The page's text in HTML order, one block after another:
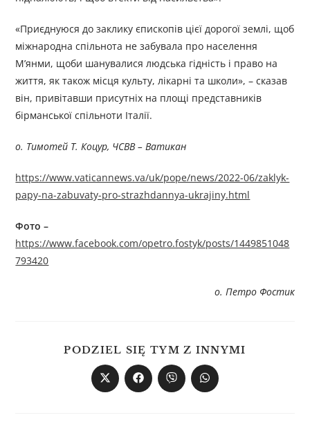
«Приєднуюся до заклику єпископів цієї дорогої землі, щоб
міжнародна спільнота не забувала про населення
М’янми, щоби шанувалися людська гідність і право на
життя, як також місця культу, лікарні та школи», – сказав
він, привітавши присутніх на площі представників
бірманської спільноти Італії.
о. Тимотей Т. Коцур, ЧСВВ – Ватикан
https://www.vaticannews.va/uk/pope/news/2022-06/zaklyk-
papy-na-zabuvaty-pro-strazhdannya-ukrajiny.html
Фото –
https://www.facebook.com/opetro.fostyk/posts/1449851048
793420
о. Петро Фостик
PODZIEL SIĘ TYM Z INNYMI